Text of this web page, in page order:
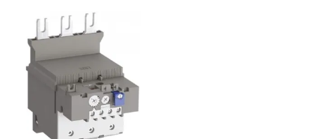
múltiples
variantes.
Las